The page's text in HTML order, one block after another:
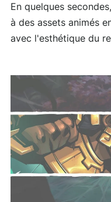
En quelques
à des assets animés
avec l'esthétique du